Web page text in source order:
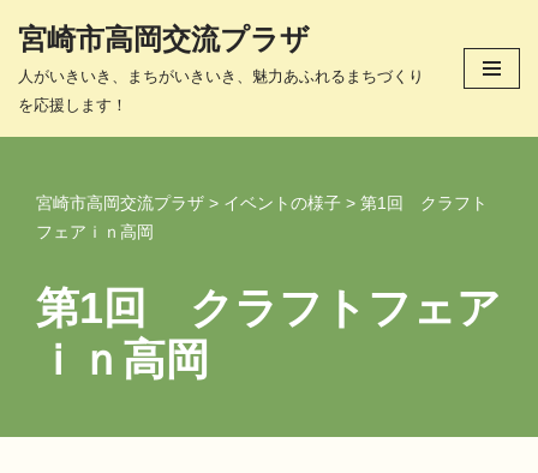
コ
宮崎市高岡交流プラザ
人がいきいき、まちがいきいき、魅力あふれるまちづくり
を応援します！
宮崎市高岡交流プラザ > イベントの様子 > 第1回 クラフト
フェアｉｎ高岡
第1回 クラフトフェア
ｉｎ高岡